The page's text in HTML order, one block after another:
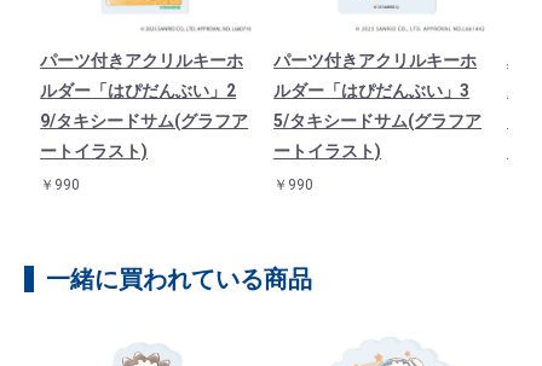
パーツ付きアクリルキーホ
ルダー「はぴだんぶい」2
9/タキシードサム(グラフア
ートイラスト)
￥990
パーツ付きアクリルキーホ
ルダー「はぴだんぶい」3
5/タキシードサム(グラフア
ートイラスト)
￥990
パ
一緒に買われている商品